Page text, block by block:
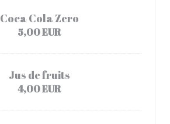
Coca Cola Zero
5,00 EUR
Jus de fruits
4,00 EUR